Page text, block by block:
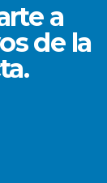
a
de la